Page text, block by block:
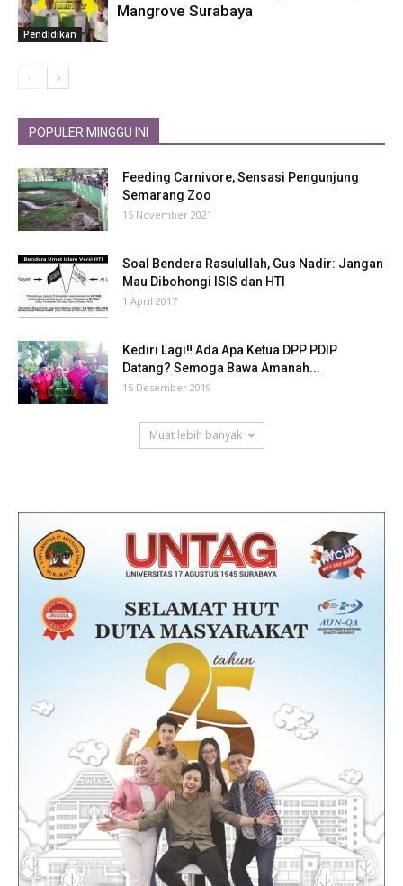
Pendidikan
Mangrove Surabaya
POPULER MINGGU INI
Feeding Carnivore, Sensasi Pengunjung
Semarang Zoo
15 November 2021
Soal Bendera Rasulullah, Gus Nadir: Jangan
Mau Dibohongi ISIS dan HTI
1 April 2017
Kediri Lagi‼ Ada Apa Ketua DPP PDIP
Datang? Semoga Bawa Amanah...
15 Desember 2019
Muat lebih banyak